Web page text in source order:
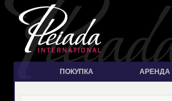
ПОКУПКА АРЕНДА